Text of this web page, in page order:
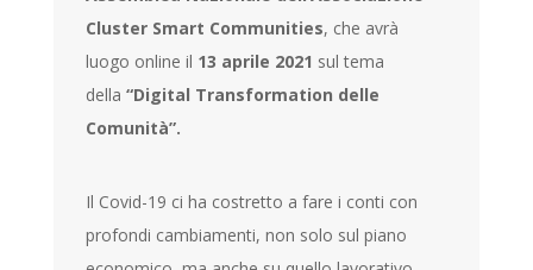
Cluster Smart Communities, che avrà
luogo online il 13 aprile 2021 sul tema
della“Digital Transformation delle
Comunità”.
Il Covid-19 ci ha costretto a fare i conti con
profondi cambiamenti, non solo sul piano